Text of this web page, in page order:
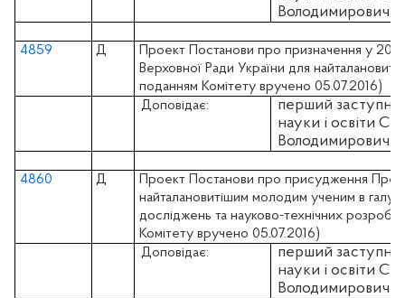
Володимирович
4859 Д
Проект Постанови про призначення у
Верховної Ради України для
поданням Комітету вручено 05.07.2016)
Доповідає:
перший
науки і освіти
Володимирович
4860 Д
Проект Постанови про присудження
найталановитішим молодим ученим в
досліджень та науково-технічних
Комітету вручено 05.07.2016)
Доповідає:
перший
науки і освіти
Володимирович